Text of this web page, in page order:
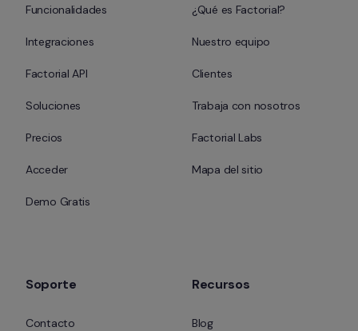
Funcionalidades
Integraciones
Factorial API
Soluciones
Precios
Acceder
Demo Gratis
¿Qué es Factorial?
Nuestro equipo
Clientes
Trabaja con nosotros
Factorial Labs
Mapa del sitio
Soporte
Contacto
Recursos
Blog